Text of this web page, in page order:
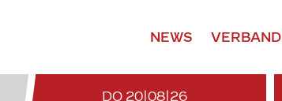
NEWS VERBAND
DO 20|08|26